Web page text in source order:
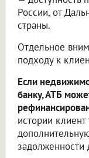
России, от
страны.
Отдельное
подходу к
Если
банку, АТБ
истории
задолженности